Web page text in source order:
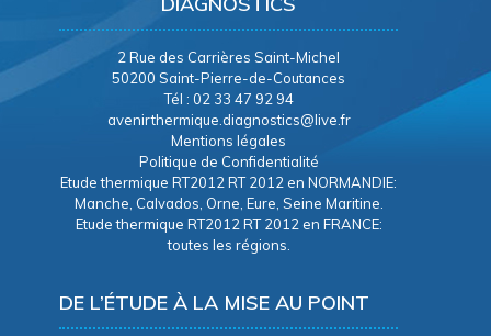
2 Rue des Carrières Saint-Michel
50200 Saint-Pierre-de-Coutances
Tél : 02 33 47 92 94
avenirthermique.diagnostics@live.fr
Mentions légales
Politique de Confidentialité
Etude thermique RT2012 RT 2012 en NORMANDIE:
Manche, Calvados, Orne, Eure, Seine Maritine.
Etude thermique RT2012 RT 2012 en FRANCE:
toutes les régions.
DE L’ÉTUDE À LA MISE AU POINT